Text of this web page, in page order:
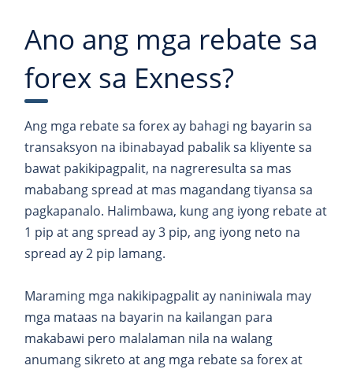
Ano ang mga rebate sa
forex sa Exness?
Ang mga rebate sa forex ay bahagi ng bayarin sa
transaksyon na ibinabayad pabalik sa kliyente sa
bawat pakikipagpalit, na nagreresulta sa mas
mababang spread at mas magandang tiyansa sa
pagkapanalo. Halimbawa, kung ang iyong rebate at
1 pip at ang spread ay 3 pip, ang iyong neto na
spread ay 2 pip lamang.
Maraming mga nakikipagpalit ay naniniwala may
mga mataas na bayarin na kailangan para
makabawi pero malalaman nila na walang
anumang sikreto at ang mga rebate sa forex at